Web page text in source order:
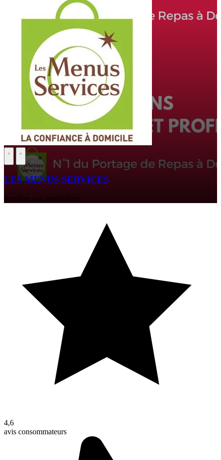
LES MENUS SERVICES
Services aux particuliers
4,6
avis consommateurs